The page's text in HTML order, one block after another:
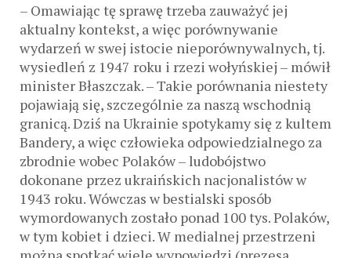
– Omawiając tę sprawę trzeba zauważyć jej
aktualny kontekst, a więc porównywanie
wydarzeń w swej istocie nieporównywalnych, tj.
wysiedleń z 1947 roku i rzezi wołyńskiej – mówił
minister Błaszczak. – Takie porównania niestety
pojawiają się, szczególnie za naszą wschodnią
granicą. Dziś na Ukrainie spotykamy się z kultem
Bandery, a więc człowieka odpowiedzialnego za
zbrodnie wobec Polaków – ludobójstwo
dokonane przez ukraińskich nacjonalistów w
1943 roku. Wówczas w bestialski sposób
wymordowanych zostało ponad 100 tys. Polaków,
w tym kobiet i dzieci. W medialnej przestrzeni